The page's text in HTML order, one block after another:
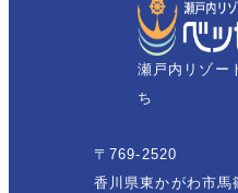
瀬戸内リゾー
ち
〒769-2520
香川県東かがわ市馬